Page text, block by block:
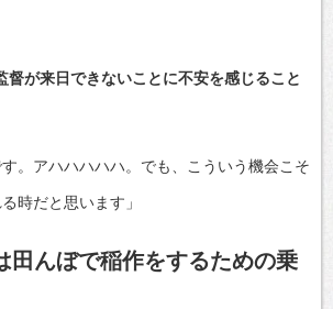
が来日できないことに不安を感じること
す。アハハハハハ。でも、こういう機会こそ
時だと思います」
田んぼで稲作をするための乗